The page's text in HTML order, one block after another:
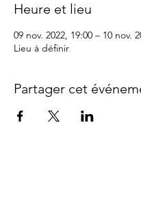
Heure et lieu
09 nov. 2022, 19:00 – 10 nov.
Lieu à définir
Partager cet